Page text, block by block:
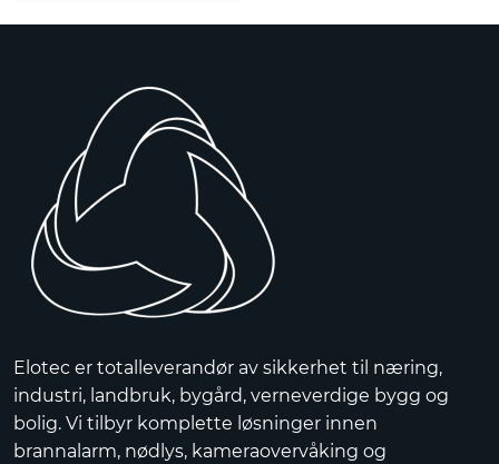
Elotec er totalleverandør av sikkerhet til næring,
industri, landbruk, bygård, verneverdige bygg og
bolig. Vi tilbyr komplette løsninger innen
brannalarm, nødlys, kameraovervåking og